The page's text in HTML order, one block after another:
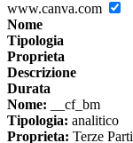
www.canva.com
Nome
Tipologia
Proprieta
Descrizione
Durata
Nome: __cf_bm
Tipologia: analitico
Proprieta: Terze Parti